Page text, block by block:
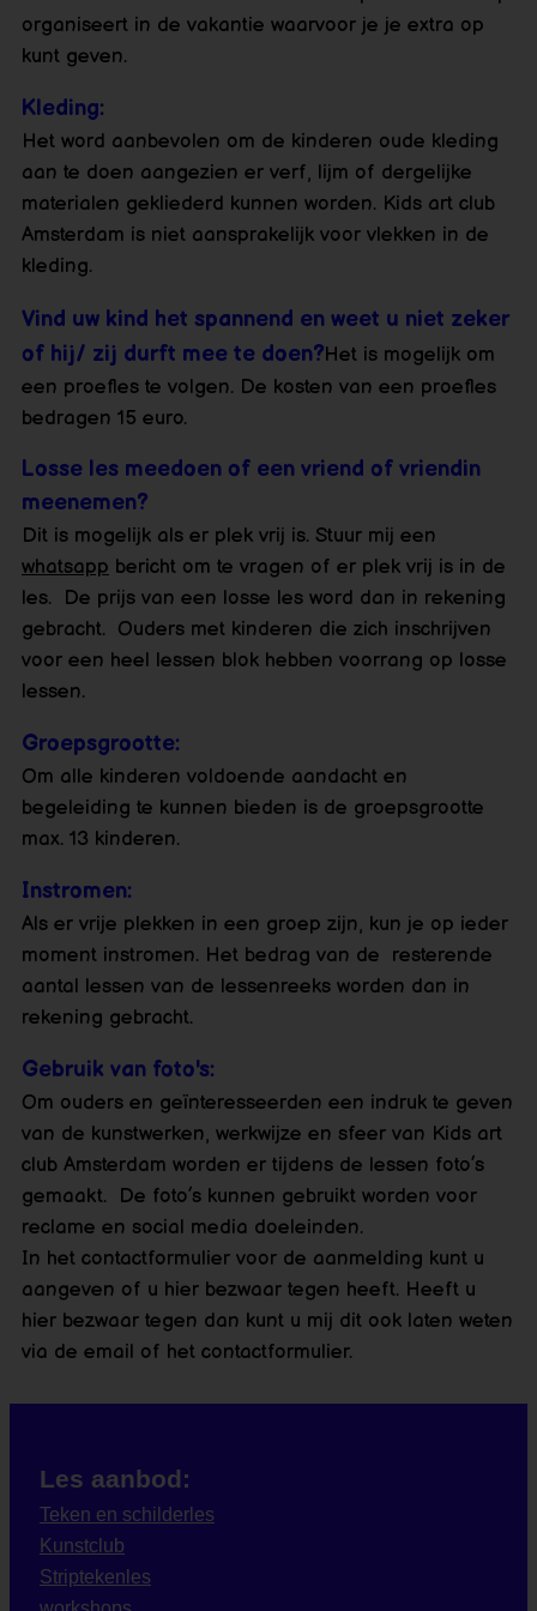
organiseert in de vakantie waarvoor je je extra op
kunt geven.
Kleding:
Het word aanbevolen om de kinderen oude kleding
aan te doen aangezien er verf, lijm of dergelijke
materialen gekliederd kunnen worden. Kids art club
Amsterdam is niet aansprakelijk voor vlekken in de
kleding.
Vind uw kind het spannend en weet u niet zeker
of hij/ zij durft mee te doen?Het is mogelijk om
een proefles te volgen. De kosten van een proefles
bedragen 15 euro.
Losse les meedoen of een vriend of vriendin
meenemen?
Dit is mogelijk als er plek vrij is. Stuur mij een
whatsapp bericht om te vragen of er plek vrij is in de
les. De prijs van een losse les word dan in rekening
gebracht. Ouders met kinderen die zich inschrijven
voor een heel lessen blok hebben voorrang op losse
lessen.
Groepsgrootte:
Om alle kinderen voldoende aandacht en
begeleiding te kunnen bieden is de groepsgrootte
max. 13 kinderen.
Instromen:
Als er vrije plekken in een groep zijn, kun je op ieder
moment instromen. Het bedrag van de resterende
aantal lessen van de lessenreeks worden dan in
rekening gebracht.
Gebruik van foto's:
Om ouders en geïnteresseerden een indruk te geven
van de kunstwerken, werkwijze en sfeer van Kids art
club Amsterdam worden er tijdens de lessen foto’s
gemaakt. De foto’s kunnen gebruikt worden voor
reclame en social media doeleinden.
In het contactformulier voor de aanmelding kunt u
aangeven of u hier bezwaar tegen heeft. Heeft u
hier bezwaar tegen dan kunt u mij dit ook laten weten
via de email of het contactformulier.
Les aanbod:
Teken en schilderles
Kunstclub
Striptekenles